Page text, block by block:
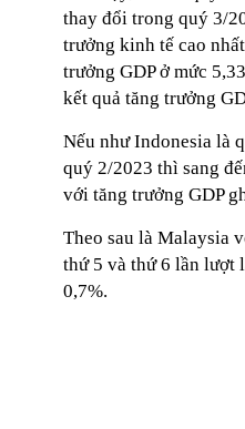
thay đổi trong quý 3/
trưởng kinh tế cao
trưởng GDP ở mức
kết quả tăng trưởng
Nếu như Indonesia là
quý 2/2023 thì sang
với tăng trưởng GDP
Theo sau là Malaysia
thứ 5 và thứ 6 lần lượt
0,7%.